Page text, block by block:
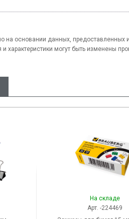
на основании данных, предоставленных
характеристики могут быть изменены
На складе
Арт. -224469